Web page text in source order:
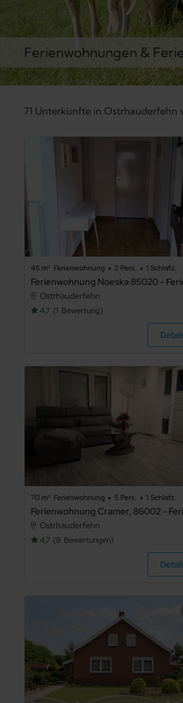
Ferienwohnungen &
71 Unterkünfte in Ostrhauderfehn
45 m² Ferienwohnung 2 Pers. 1 Schlafz.
Ostrhauderfehn
4,7 1 Bewertung
70 m² Ferienwohnung 5 Pers. 1 Schlafz.
Ostrhauderfehn
4,7 8 Bewertungen